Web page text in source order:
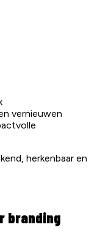
vernieuwen
herkenbaar en
branding